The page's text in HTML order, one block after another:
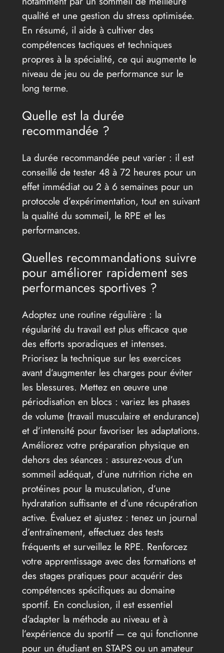
qualité et une gestion du stress optimisée.
En résumé, il aide à cultiver des
compétences tactiques et techniques
propres à la spécialité, ce qui augmente le
niveau de jeu ou de performance sur le
long terme.
Quelle est la durée
recommandée ?
La durée recommandée peut varier : il est
conseillé de tester 48 à 72 heures pour un
effet immédiat ou 2 à 6 semaines pour un
protocole d’expérimentation, tout en suivant
la qualité du sommeil, le RPE et les
performances.
Quelles recommandations suivre
pour améliorer rapidement ses
performances sportives ?
Adoptez une routine régulière : la
régularité du travail est plus efficace que
des efforts sporadiques et intenses.
Priorisez la technique sur les exercices
avant d’augmenter les charges pour éviter
les blessures. Mettez en œuvre une
périodisation en blocs : variez les phases
de volume (travail musculaire et endurance)
et d’intensité pour favoriser les adaptations.
Améliorez votre préparation physique en
dehors des séances : assurez-vous d’un
sommeil adéquat, d’une nutrition riche en
protéines pour la musculation, d’une
hydratation suffisante et d’une récupération
active. Évaluez et ajustez : tenez un journal
d’entraînement, effectuez des tests
fréquents et surveillez le RPE. Renforcez
votre apprentissage avec des formations et
des stages pratiques pour acquérir des
compétences spécifiques au domaine
sportif. En conclusion, il est essentiel
d’adapter la méthode au niveau et à
l’expérience du sportif — ce qui fonctionne
pour un étudiant en STAPS ou un amateur